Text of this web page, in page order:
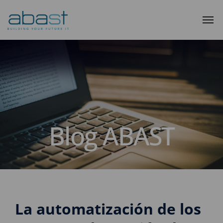
Blog ABAST
La automatización de los